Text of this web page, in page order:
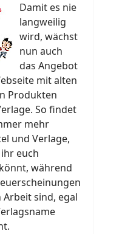
Damit es nie
langweilig
wird, wächst
nun auch
das Angebot
mit alten
Produkten
So findet
mehr
und Verlage,
euch
während
sind, egal